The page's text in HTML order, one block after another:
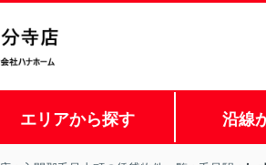
エリアから探す 沿線